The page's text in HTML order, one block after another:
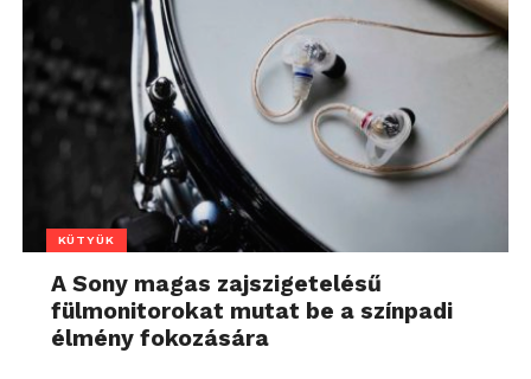
KÜTYÜK
A Sony magas zajszigetelésű
fülmonitorokat mutat be a színpadi
élmény fokozására